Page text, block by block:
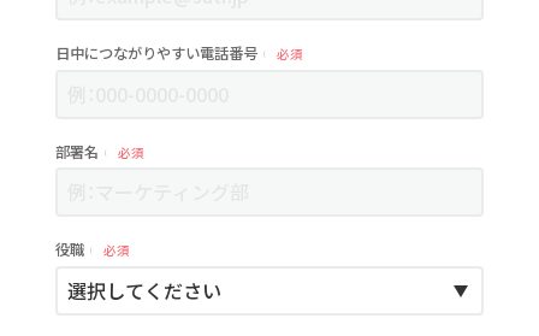
日中につながりやすい電話番号 必須
部署名 必須
役職 必須